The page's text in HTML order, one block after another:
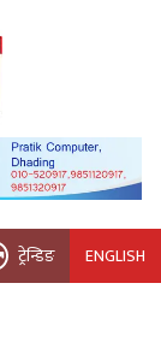
ट्रेन्डिङ ENGLISH